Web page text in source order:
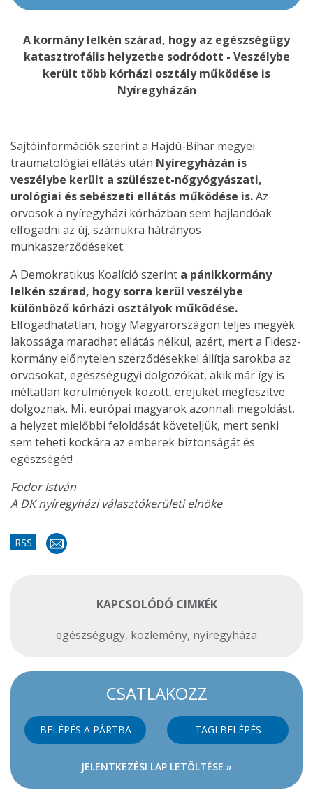
A kormány lelkén szárad, hogy az egészségügy
katasztrofális helyzetbe sodródott - Veszélybe
került több kórházi osztály működése is
Nyíregyházán
Sajtóinformációk szerint a Hajdú-Bihar megyei
traumatológiai ellátás után Nyíregyházán is
veszélybe került a szülészet-nőgyógyászati,
urológiai és sebészeti ellátás működése is.Az
orvosok a nyíregyházi kórházban sem hajlandóak
elfogadni az új, számukra hátrányos
munkaszerződéseket.
A Demokratikus Koalíció szerint a pánikkormány
lelkén szárad, hogy sorra kerül veszélybe
különböző kórházi osztályok működése.
Elfogadhatatlan, hogy Magyarországon teljes megyék
lakossága maradhat ellátás nélkül, azért, mert a Fidesz-
kormány előnytelen szerződésekkel állítja sarokba az
orvosokat, egészségügyi dolgozókat, akik már így is
méltatlan körülmények között, erejüket megfeszítve
dolgoznak. Mi, európai magyarok azonnali megoldást,
a helyzet mielőbbi feloldását követeljük, mert senki
sem teheti kockára az emberek biztonságát és
egészségét!
Fodor István
A DK nyíregyházi választókerületi elnöke
RSS
KAPCSOLÓDÓ CIMKÉK
egészségügy, közlemény, nyíregyháza
CSATLAKOZZ
BELÉPÉS A PÁRTBA TAGI BELÉPÉS
JELENTKEZÉSI LAP LETÖLTÉSE »